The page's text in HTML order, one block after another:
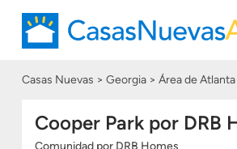
Casas Nuevas Georgia Área de Atlanta
Cooper Park por DRB
Comunidad por DRB Homes